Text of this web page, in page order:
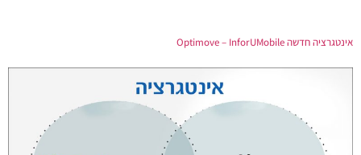
אינטגרציה חדשה Optimove – InforUMobile